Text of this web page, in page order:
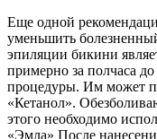
Еще одной
уменьшить
эпиляции бикини
примерно за полчаса
процедуры. Им может
«Кетанол».
этого необходимо
«Эмла» После